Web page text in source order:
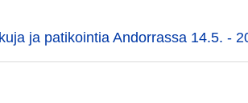
ja patikointia Andorrassa 14.5. -